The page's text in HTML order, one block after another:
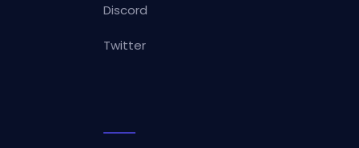
Discord
Twitter